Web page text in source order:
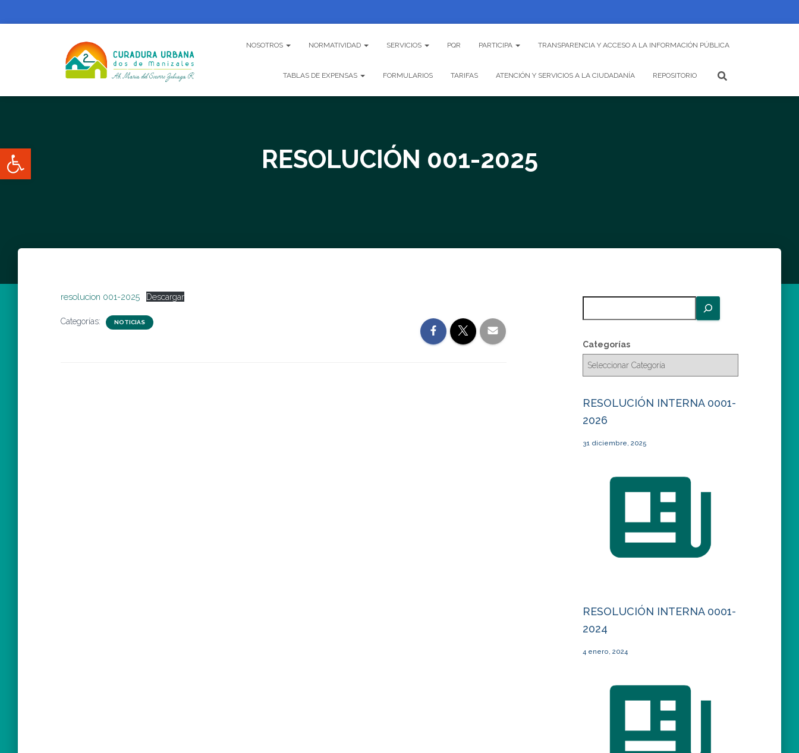
Abrir barra de herramientas
NOSOTROS NORMATIVIDAD SERVICIOS PQR PARTICIPA TRANSPARENCIA Y ACCESO A LA INFORMACIÓN PÚBLICA
TABLAS DE EXPENSAS FORMULARIOS TARIFAS ATENCIÓN Y SERVICIOS A LA CIUDADANÍA REPOSITORIO
RESOLUCIÓN 001-2025
resolucion 001-2025 Descargar
Categorías: NOTICIAS
c
a
Categorías
RESOLUCIÓN INTERNA 0001-
2026
31 diciembre, 2025
RESOLUCIÓN INTERNA 0001-
2024
4 enero, 2024